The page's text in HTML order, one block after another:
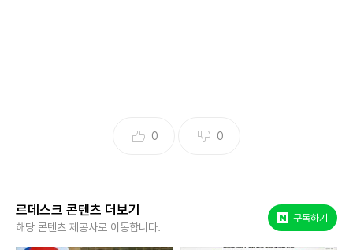
관련 이력을 지닌 인물은 한 명도 없었다. 반면 나머지 지주사
KB금융은 2022년 디지털 전문가인 최재홍 강릉원주대 멀티미디
어공학과 교수를 사외이사로 선임한 후 현재까지 이사회 멤버로
0 0
르데스크 콘텐츠 더보기
해당 콘텐츠 제공사로 이동합니다.
구독하기